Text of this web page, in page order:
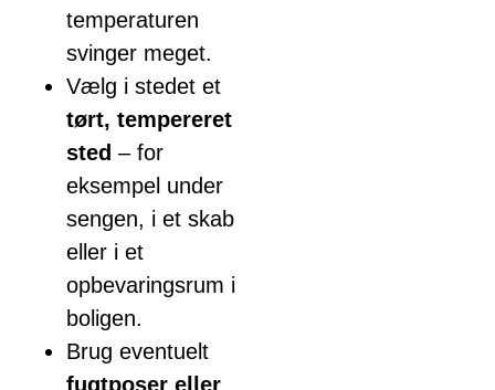
temperaturen
svinger meget.
Vælg i stedet et
tørt, tempereret
sted – for
eksempel under
sengen, i et skab
eller i et
opbevaringsrum i
boligen.
Brug eventuelt
fugtposer eller